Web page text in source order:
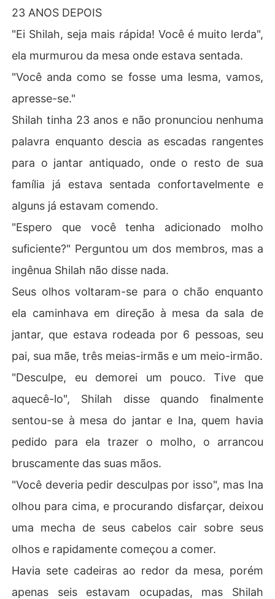
23 ANOS DEPOIS
"Ei Shilah, seja mais rápida! Você é muito lerda",
ela murmurou da mesa onde estava sentada.
"Você anda como se fosse uma lesma, vamos,
apresse-se."
Shilah tinha 23 anos e não pronunciou nenhuma
palavra enquanto descia as escadas rangentes
para o jantar antiquado, onde o resto de sua
família já estava sentada confortavelmente e
alguns já estavam comendo.
"Espero que você tenha adicionado molho
suficiente?" Perguntou um dos membros, mas a
ingênua Shilah não disse nada.
Seus olhos voltaram-se para o chão enquanto
ela caminhava em direção à mesa da sala de
jantar, que estava rodeada por 6 pessoas, seu
pai, sua mãe, três meias-irmãs e um meio-irmão.
"Desculpe, eu demorei um pouco. Tive que
aquecê-lo", Shilah disse quando finalmente
sentou-se à mesa do jantar e Ina, quem havia
pedido para ela trazer o molho, o arrancou
bruscamente das suas mãos.
"Você deveria pedir desculpas por isso", mas Ina
olhou para cima, e procurando disfarçar, deixou
uma mecha de seus cabelos cair sobre seus
olhos e rapidamente começou a comer.
Havia sete cadeiras ao redor da mesa, porém
apenas seis estavam ocupadas, mas Shilah